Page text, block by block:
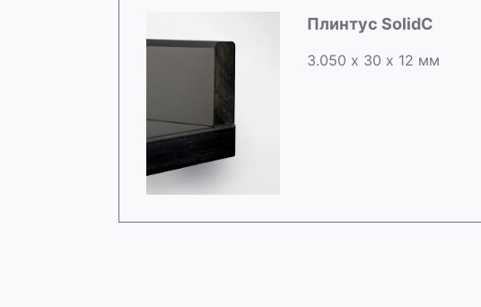
Плинтус SolidC
3.050 х 30 х 12 мм